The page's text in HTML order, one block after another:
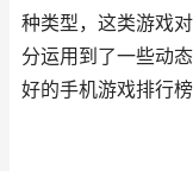
种类型，这类游戏
分运用到了一些动
好的手机游戏排行